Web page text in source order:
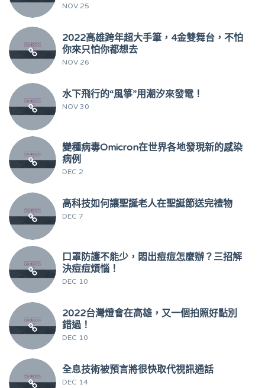
NOV 25
2022高雄跨年超大手筆，4金雙舞台，不怕
你來只怕你都想去
NOV 26
水下飛行的“風箏”用潮汐來發電！
NOV 30
變種病毒Omicron在世界各地發現新的感染
病例
DEC 2
高科技如何讓聖誕老人在聖誕節送完禮物
DEC 7
口罩防護不能少，悶出痘痘怎麼辦？三招解
決痘痘煩惱！
DEC 10
2022台灣燈會在高雄，又一個拍照好點別
錯過！
DEC 10
全息技術被預言將很快取代視訊通話
DEC 14